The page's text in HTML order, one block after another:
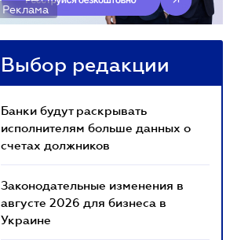
Реклама
Выбор редакции
Банки будут раскрывать
исполнителям больше данных о
счетах должников
Законодательные изменения в
августе 2026 для бизнеса в
Украине